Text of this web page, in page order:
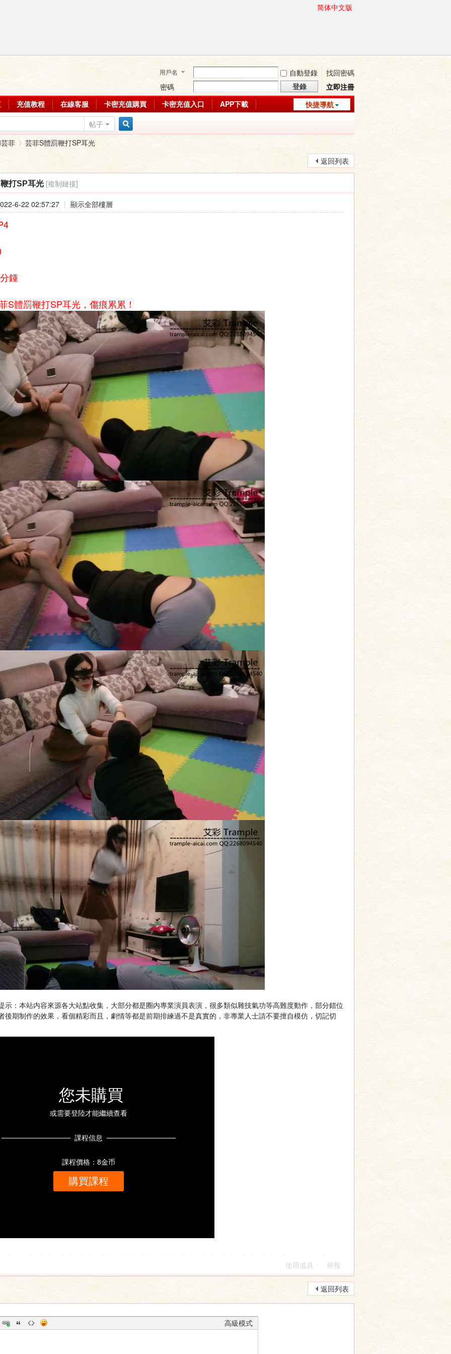
简体中文版
用戶名 自動登錄
找回密碼
密碼
登錄
立即注冊
快捷導航
充值教程 在線客服 卡密充值購買 卡密充值入口
APP下載
帖子
菲
›
芸菲S體罰鞭打SP耳光
返回列表
打SP耳光 [複制鏈接]
6-22 02:57:27 | 顯示全部樓層
鍾
S體罰鞭打SP耳光，傷痕累累！
示：本站内容來源各大站點收集，大部分都是圈内專業演員表演，很多類似雜技氣功等高難度動作，部分錯位
後期制作的效果，看個精彩而且，劇情等都是前期排練過不是真實的，非專業人士請不要擅自模仿，切記切
您未購買
或需要登陸才能繼續查看
課程信息
課程價格：8金币
購買課程
使用道具 舉報
返回列表
高級模式